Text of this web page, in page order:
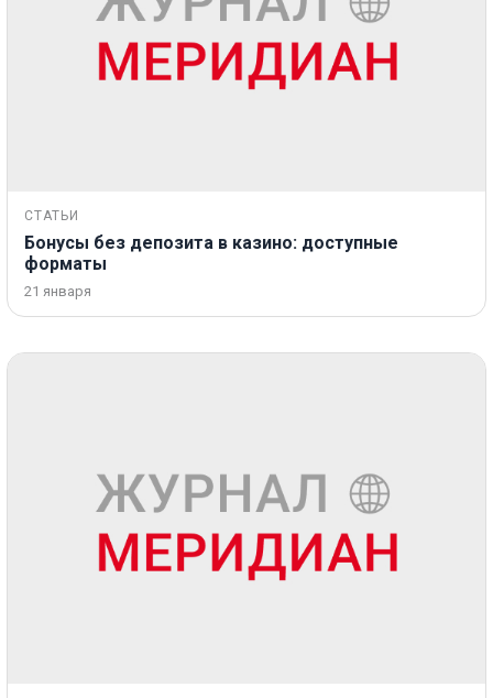
СТАТЬИ
Бонусы без депозита в казино: доступные
форматы
21 января